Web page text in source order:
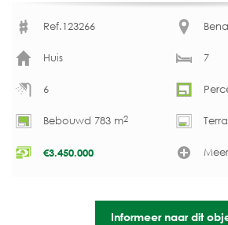
Ref.123266
Huis 7
6
Bebouwd 783 m2
€3.450.000
Informeer naar dit